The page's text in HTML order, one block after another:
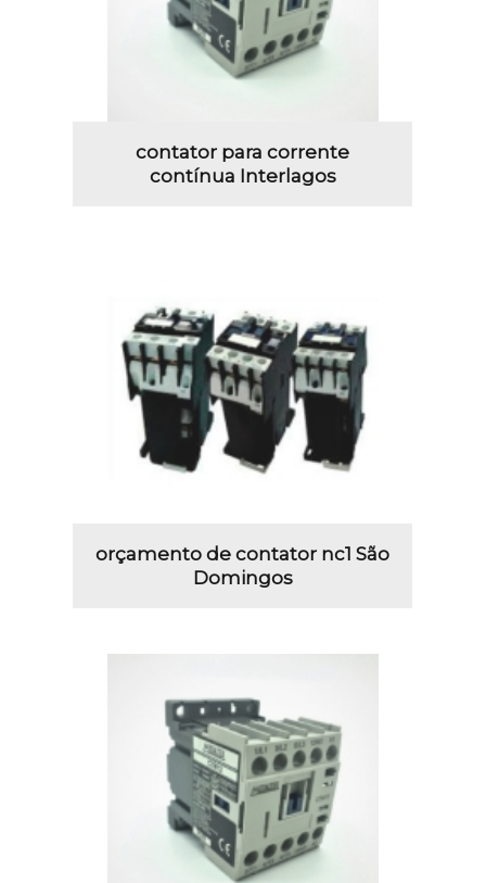
contator para corrente
contínua Interlagos
orçamento de contator nc1 São
Domingos